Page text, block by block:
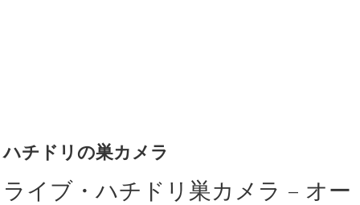
ハチドリの巣カメラ
ライブ・ハチドリ巣カメラ – オー